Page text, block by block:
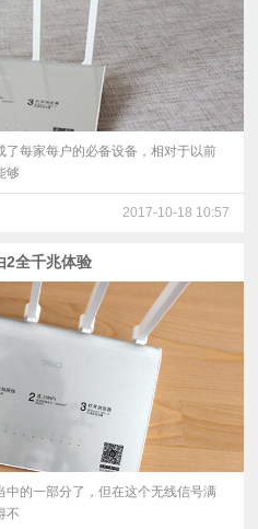
每家每户的必备设备，相对于以前
够
2017-10-18 10:57
2全千兆体验
的一部分了，但在这个无线信号满
不